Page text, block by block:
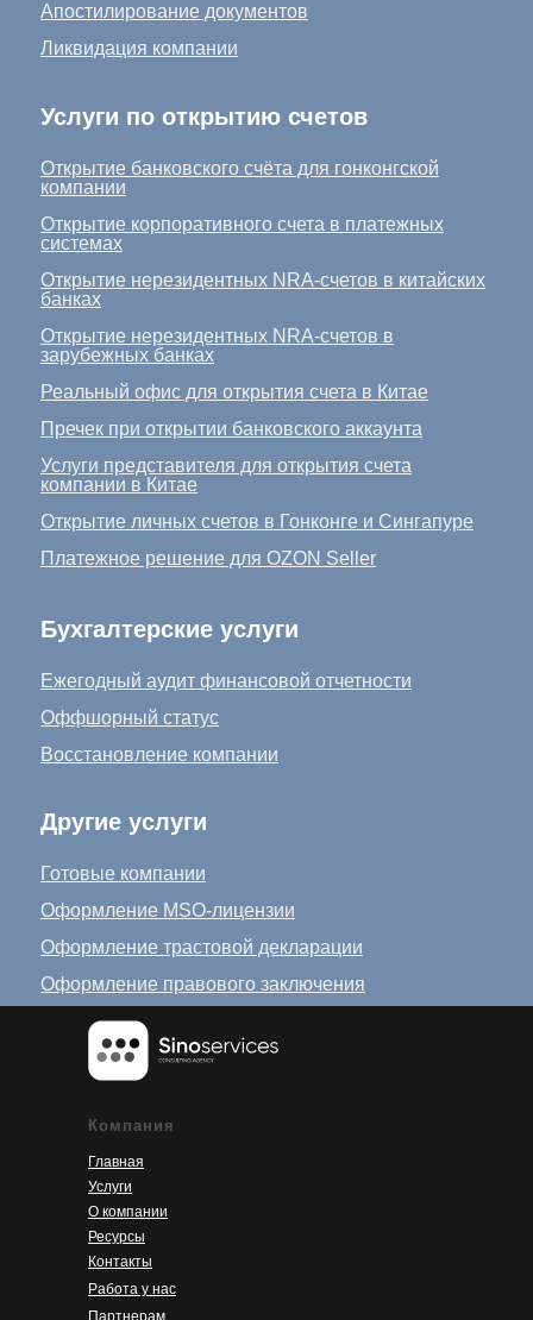
Другие услуги
Готовые компании
Оформление MSO-лицензии
Оформление трастовой декларации
Оформление правового заключения
Платежное решение для OZON Seller
Бухгалтерские услуги
Ежегодный аудит финансовой отчетности
Оффшорный статус
Восстановление компании
Апостилирование документов
Ликвидация компании
Услуги по открытию счетов
Открытие банковского счёта для гонконгской
компании
Открытие корпоративного счета в платежных
системах
Открытие нерезидентных NRA-счетов в китайских
банках
Открытие нерезидентных NRA-счетов в
зарубежных банках
Реальный офис для открытия счета в Китае
Пречек при открытии банковского аккаунта
Услуги представителя для открытия счета
компании в Китае
Открытие личных счетов в Гонконге и Сингапуре
Компания
Главная
Контакты
Услуги
О компании
Ресурсы
Работа у нас